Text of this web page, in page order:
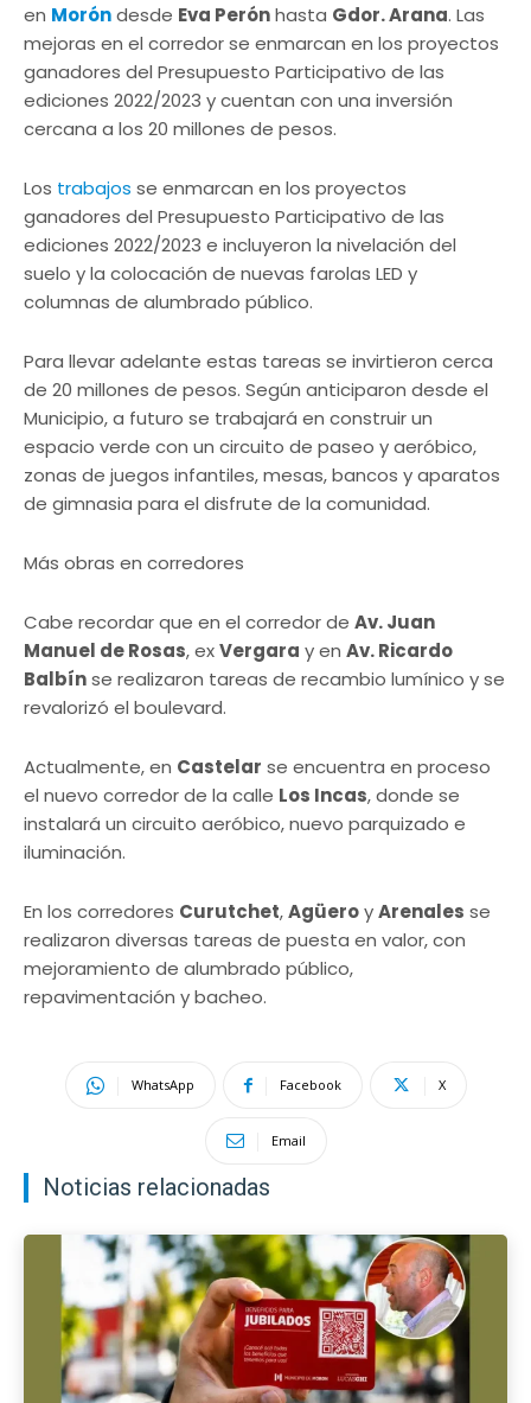
en Moróndesde Eva Perónhasta Gdor. Arana. Las
mejoras en el corredor se enmarcan en los proyectos
ganadores del Presupuesto Participativo de las
ediciones 2022/2023 y cuentan con una inversión
cercana a los 20 millones de pesos.
Los trabajos se enmarcan en los proyectos
ganadores del Presupuesto Participativo de las
ediciones 2022/2023 e incluyeron la nivelación del
suelo y la colocación de nuevas farolas LED y
columnas de alumbrado público.
Para llevar adelante estas tareas se invirtieron cerca
de 20 millones de pesos. Según anticiparon desde el
Municipio, a futuro se trabajará en construir un
espacio verde con un circuito de paseo y aeróbico,
zonas de juegos infantiles, mesas, bancos y aparatos
de gimnasia para el disfrute de la comunidad.
Más obras en corredores
Cabe recordar que en el corredor de Av. Juan
Manuel de Rosas, exVergara y en Av. Ricardo
Balbínse realizaron tareas de recambio lumínico y se
revalorizó el boulevard.
Actualmente, en Castelar se encuentra en proceso
el nuevo corredor de la calle Los Incas, donde se
instalará un circuito aeróbico, nuevo parquizado e
iluminación.
En los corredores Curutchet,AgüeroyArenales se
realizaron diversas tareas de puesta en valor, con
mejoramiento de alumbrado público,
repavimentación y bacheo.
WhatsApp Facebook X
Email
Noticias relacionadas